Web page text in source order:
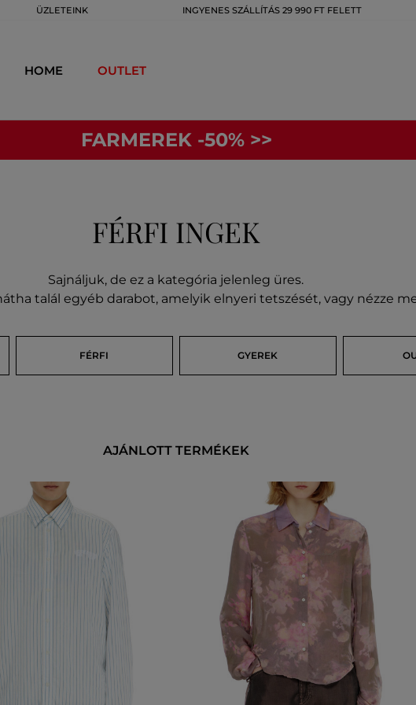
ÜZLETEINK INGYENES SZÁLLÍTÁS 29 990 FT FELETT
HOME OUTLET
FARMEREK -50% >>
FÉRFI INGEK
Sajnáljuk, de ez a kategória jelenleg üres.
talál egyéb darabot, amelyik elnyeri tetszését, vagy nézze
FÉRFI GYEREK
AJÁNLOTT TERMÉKEK